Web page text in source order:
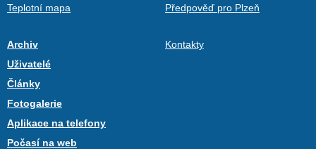
Teplotní mapa
Předpověď pro Plzeň
Archiv
Uživatelé
Články
Fotogalerie
Aplikace na telefony
Počasí na web
Kontakty